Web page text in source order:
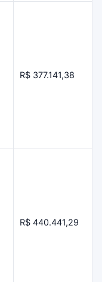
R$ 377.141,38
R$ 440.441,29